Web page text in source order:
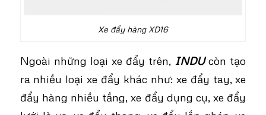
Xe đẩy hàng XD16
Ngoài những loại xe đẩy trên, INDUcòn tạo
ra nhiều loại xe đẩy khác như: xe đẩy tay, xe
đẩy hàng nhiều tầng, xe đẩy dụng cụ, xe đẩy